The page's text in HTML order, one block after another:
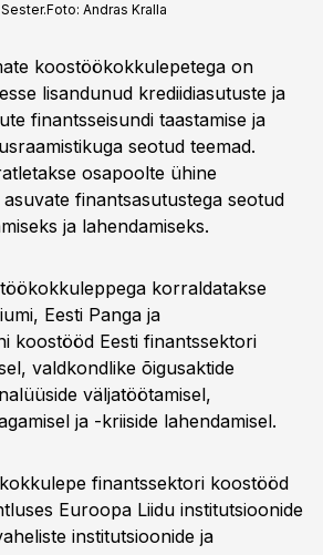
Foto: Andras Kralla
koostöökokkulepetega on
lisandunud krediidiasutuste ja
finantsseisundi taastamise ja
seotud teemad.
osapoolte ühine
finantsasutustega seotud
ja lahendamiseks.
korraldatakse
Eesti Panga ja
koostööd Eesti finantssektori
valdkondlike õigusaktide
väljatöötamisel,
ja -kriiside lahendamisel.
finantssektori koostööd
Euroopa Liidu institutsioonide
institutsioonide ja